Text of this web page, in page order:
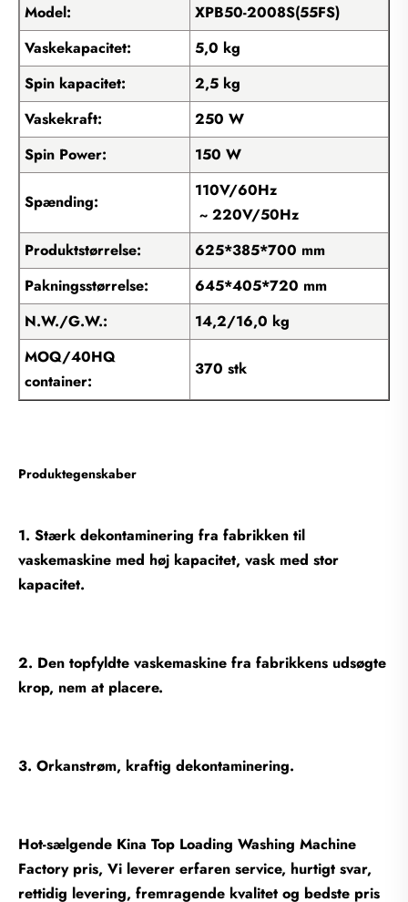
Model:
XPB50-2008S(55FS)
Vaskekapacitet:
5,0 kg
Spin kapacitet:
2,5 kg
Vaskekraft:
250 W
Spin Power:
150 W
Spænding:
110V/60Hz
~ 220V/50Hz
Produktstørrelse:
625*385*700 mm
Pakningsstørrelse:
645*405*720 mm
N.W./G.W.:
14,2/16,0 kg
MOQ/40HQ
container:
370 stk
Produktegenskaber
1. Stærk dekontaminering fra fabrikken til
vaskemaskine med høj kapacitet, vask med stor
kapacitet.
2. Den topfyldte vaskemaskine fra fabrikkens udsøgte
krop, nem at placere.
3. Orkanstrøm, kraftig dekontaminering.
Hot-sælgende Kina Top Loading Washing Machine
Factory pris, Vi leverer erfaren service, hurtigt svar,
rettidig levering, fremragende kvalitet og bedste pris